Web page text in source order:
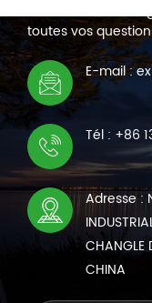
spécialement créé
pour deux.
LIRE LA SUITE
Nous sommes en
toutes vos
E-mail :
Tél : +86
Adresse :
CHANGLE
CHINA